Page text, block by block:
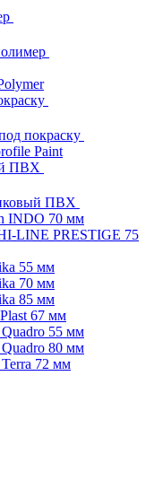
покраску
Paint
ПВХ
ПВХ
INDO 70 мм
LINE PRESTIGE 75
55 мм
70 мм
85 мм
67 мм
55 мм
80 мм
72 мм